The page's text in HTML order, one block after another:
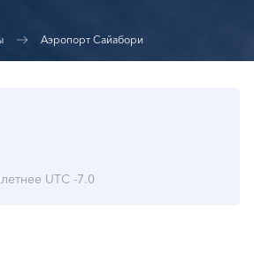
Аэропорт Сайабори
UTC -7.0